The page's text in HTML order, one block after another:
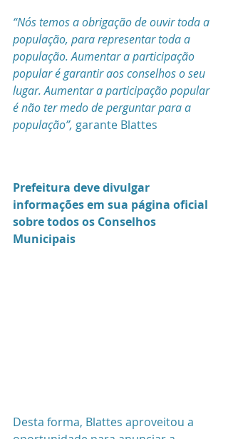
“Nós temos a obrigação de ouvir toda a
população, para representar toda a
população. Aumentar a participação
popular é garantir aos conselhos o seu
lugar. Aumentar a participação popular
é não ter medo de perguntar para a
população”, garante Blattes
Prefeitura deve divulgar
informações em sua página oficial
sobre todos os Conselhos
Municipais
Desta forma, Blattes aproveitou a